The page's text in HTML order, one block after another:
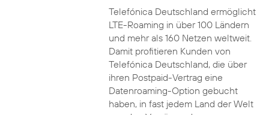
Telefónica Deutschland ermöglicht
LTE-Roaming in über 100 Ländern
und mehr als 160 Netzen weltweit.
Damit profitieren Kunden von
Telefónica Deutschland, die über
ihren Postpaid-Vertrag eine
Datenroaming-Option gebucht
haben, in fast jedem Land der Welt